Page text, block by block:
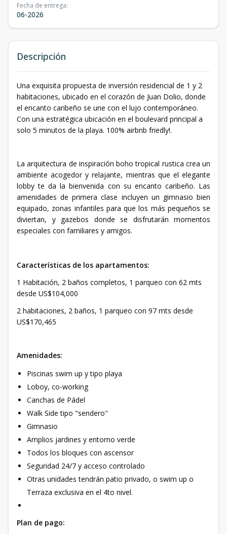
Fecha de entrega:
06-2026
Descripción
Una exquisita propuesta de inversión residencial de 1 y 2
habitaciones, ubicado en el corazón de Juan Dolio, donde
el encanto caribeño se une con el lujo contemporáneo.
Con una estratégica ubicación en el boulevard principal a
solo 5 minutos de la playa. 100% airbnb friedly!.
La arquitectura de inspiración boho tropical rustica crea un
ambiente acogedor y relajante, mientras que el elegante
lobby te da la bienvenida con su encanto caribeño. Las
amenidades de primera clase incluyen un gimnasio bien
equipado, zonas infantiles para que los más pequeños se
diviertan, y gazebos donde se disfrutarán momentos
especiales con familiares y amigos.
Características de los apartamentos:
1 Habitación, 2 baños completos, 1 parqueo con 62 mts
desde US$104,000
2 habitaciones, 2 baños, 1 parqueo con 97 mts desde
US$170,465
Amenidades:
Piscinas swim up y tipo playa
Loboy, co-working
Canchas de Pádel
Walk Side tipo "sendero"
Gimnasio
Amplios jardines y entorno verde
Todos los bloques con ascensor
Seguridad 24/7 y acceso controlado
Otras unidades tendrán patio privado, o swim up o
Terraza exclusiva en el 4to nivel.
Plan de pago: